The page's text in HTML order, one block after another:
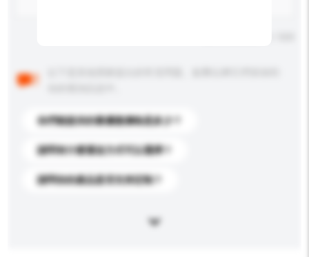
你們能提供的最優惠價格是多少？
請問有什麼運送方式可以選擇？
請問你的產品是否支持定制？